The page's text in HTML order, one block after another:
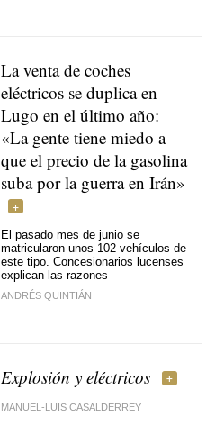
La venta de coches
eléctricos se duplica en
Lugo en el último año:
«La gente tiene miedo a
que el precio de la gasolina
suba por la guerra en Irán»
El pasado mes de junio se
matricularon unos 102 vehículos de
este tipo. Concesionarios lucenses
explican las razones
ANDRÉS QUINTIÁN
Explosión y eléctricos
MANUEL-LUIS CASALDERREY